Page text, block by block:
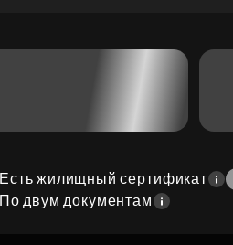
Есть жилищный сертификат
По двум документам